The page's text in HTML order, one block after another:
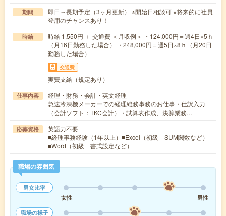
期間
即日～長期予定（3ヶ月更新） ※開始日相談可 ※将来的に社員
登用のチャンスあり！
時給
時給 1,550円 ＋ 交通費 ＜月収例＞ ・124,000円＝週4日×5ｈ
（月16日勤務した場合） ・248,000円＝週5日×8ｈ（月20日
勤務した場合）
交通費
実費支給（規定あり）
仕事内容
経理・財務・会計・英文経理
急速冷凍機メーカーでの経理総務事務のお仕事・仕訳入力
（会計ソフト：TKC会計）・試算表作成、決算業務…
応募資格
英語力不要
■経理事務経験（1年以上）■Excel（初級 SUM関数など）
■Word（初級 書式設定など）
職場の雰囲気
男女比率
女性
男性
職場の様子